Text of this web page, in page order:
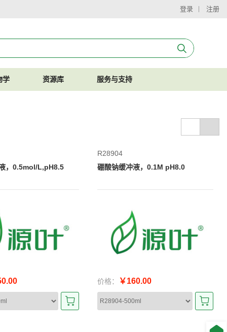
登录 注册
学 资源库 服务与支持
，0.5mol/L,pH8.5
R28904
硼酸钠缓冲液，0.1M pH8.0
价格： ￥160.00